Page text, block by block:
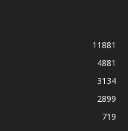
11881
4881
3134
2899
719